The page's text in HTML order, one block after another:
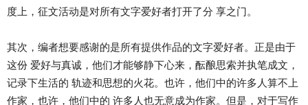
度上，征文活动是对所有文字爱好者打开了分 享之门。
其次，编者想要感谢的是所有提供作品的文字爱好者。正是由于
这份 爱好与真诚，他们才能够静下心来，酝酿思索并执笔成文，
记录下生活的 轨迹和思想的火花。也许，他们中的许多人算不上
作家，也许，他们中的 许多人也无意成为作家。但是，对于写作